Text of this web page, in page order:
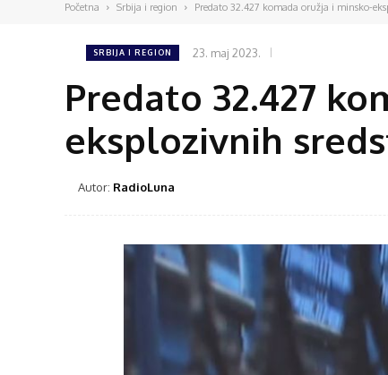
Početna Srbija i region Predato 32.427 komada oružja i minsko-
SRBIJA I REGION 23. maj 2023.
Predato 32.427
eksplozivnih
Autor: RadioLuna